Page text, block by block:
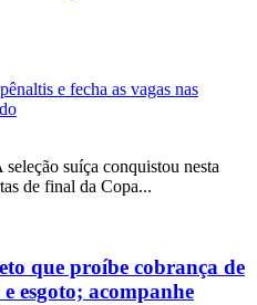
suíça conquistou nesta
de final da Copa...
que proíbe cobrança de
esgoto; acompanhe